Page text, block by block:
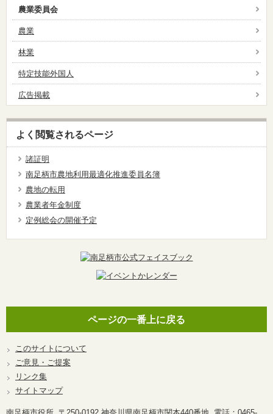
農業委員会
農業
林業
特定技能外国人
広告掲載
よく閲覧されるページ
諸証明
南足柄市農地利用最適化推進委員名簿
農地の転用
農業者年金制度
定例総会の開催予定
ページの一番上に戻る
このサイトについて
ご意見・ご提案
リンク集
サイトマップ